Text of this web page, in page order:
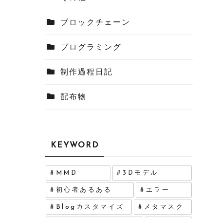
ブロックチェーン
プログラミング
制作過程日記
配布物
KEYWORD
MMD 3Dモデル
初心者あるある エラー
Blogカスタマイズ メタマスク